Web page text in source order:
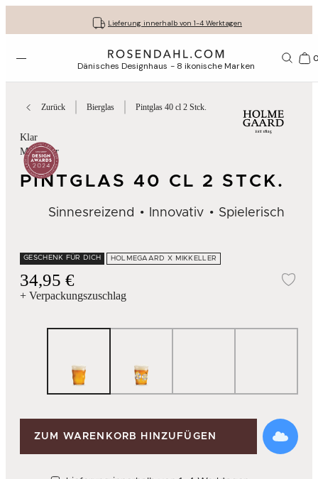
Lieferung innerhalb von 1-4 Werktagen
Kostenloser versand bei bestellungen ab 79 €
30 Tage kostenlose Rücksendung
Lassen Sie Ihre Geschenke liebevoll verpacken
Menü öffnen Dänisches Designhaus - 8 ikonische Marken 1156
Zurück Bierglas Pintglas 40 cl 2 Stck.
Klar
Mikkeller
PINTGLAS 40 CL 2 STCK.
Sinnesreizend Innovativ Spielerisch
GESCHENK FÜR DICH HOLMEGAARD X MIKKELLER
34,95 €
+ Verpackungszuschlag
ZUM WARENKORB HINZUFÜGEN